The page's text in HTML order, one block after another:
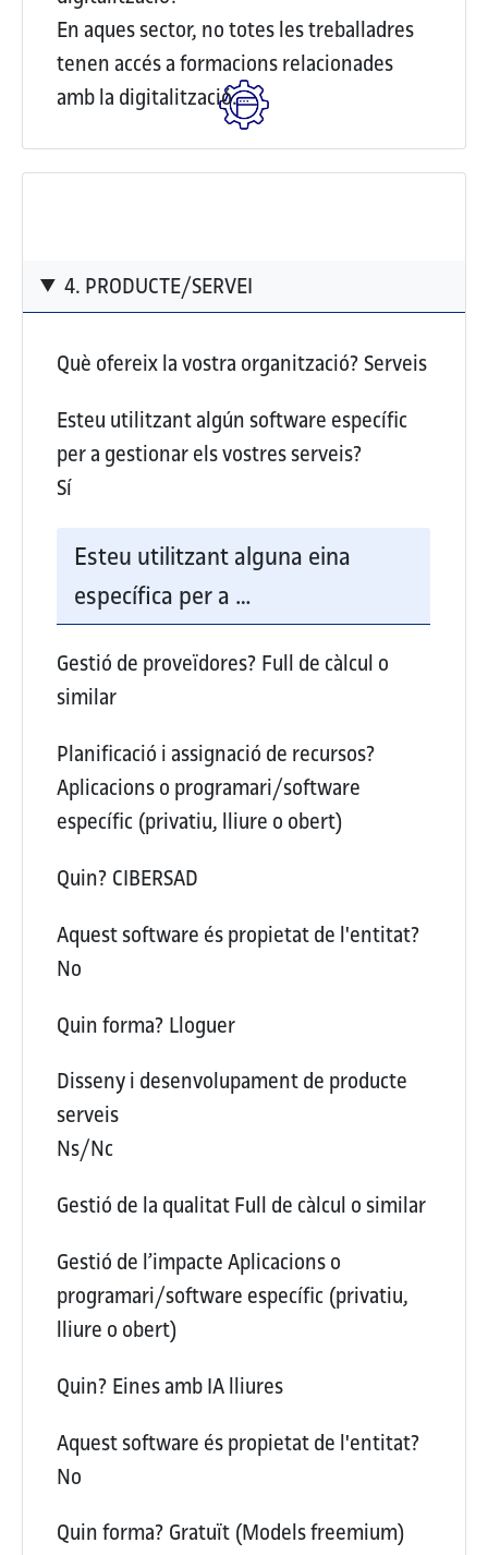
En aques sector, no totes les treballadres
tenen accés a formacions relacionades
amb la digitalització.
4. PRODUCTE/SERVEI
Què ofereix la vostra organització? Serveis
Esteu utilitzant algún software específic
per a gestionar els vostres serveis?
Sí
Esteu utilitzant alguna eina
específica per a …
Gestió de proveïdores?
similar
Planificació i assignació de recursos?
Aplicacions o programari/software
específic (privatiu, lliure o obert)
Quin? CIBERSAD
Aquest software és propietat de l'entitat?
No
Quin forma? Lloguer
Disseny i desenvolupament de producte
serveis
Ns/Nc
Gestió de la qualitatFull de càlcul o similar
Gestió de l’impacteAplicacions o
programari/software específic (privatiu,
lliure o obert)
Quin? Eines amb IA lliures
Aquest software és propietat de l'entitat?
No
Quin forma? Gratuït (Models freemium)